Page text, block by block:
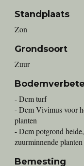
Standplaats
Zon
Grondsoort
Zuur
- Dcm turf
- Dcm Vivimus voor
planten
- Dcm potgrond
zuurminnende planten
Bemesting